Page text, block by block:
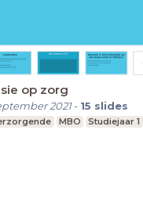
op zorg
2021- 15 slides
MBO Studiejaar 1